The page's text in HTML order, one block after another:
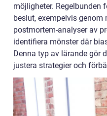
möjligheter. Regelbunden
beslut, exempelvis
postmortem-analyser av
identifiera mönster där
Denna typ av lärande gör
justera strategier och